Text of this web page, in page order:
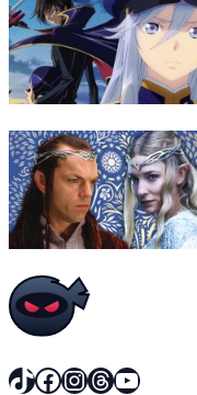
TikTok
Facebook
Instagram
Threads
YouTube